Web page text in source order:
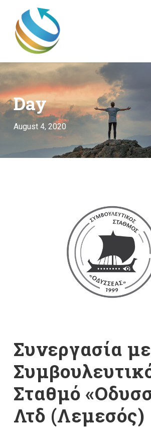
Day
August 4, 2020
Συνεργασία με
Σταθμό
Λτδ (Λεμεσός)